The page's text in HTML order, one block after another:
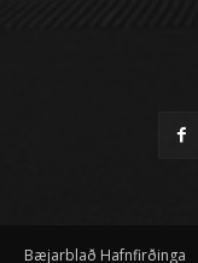
Bæjarblað Hafnfirðinga